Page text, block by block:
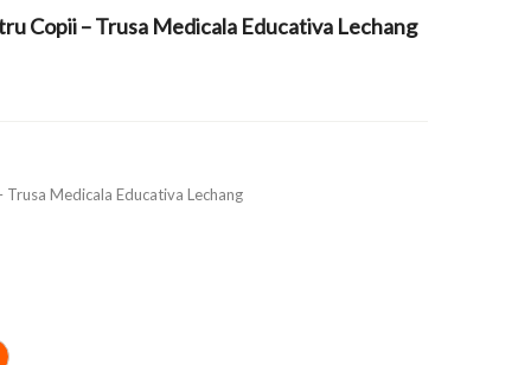
Copii – Trusa Medicala Educativa Lechang
Medicala Educativa Lechang